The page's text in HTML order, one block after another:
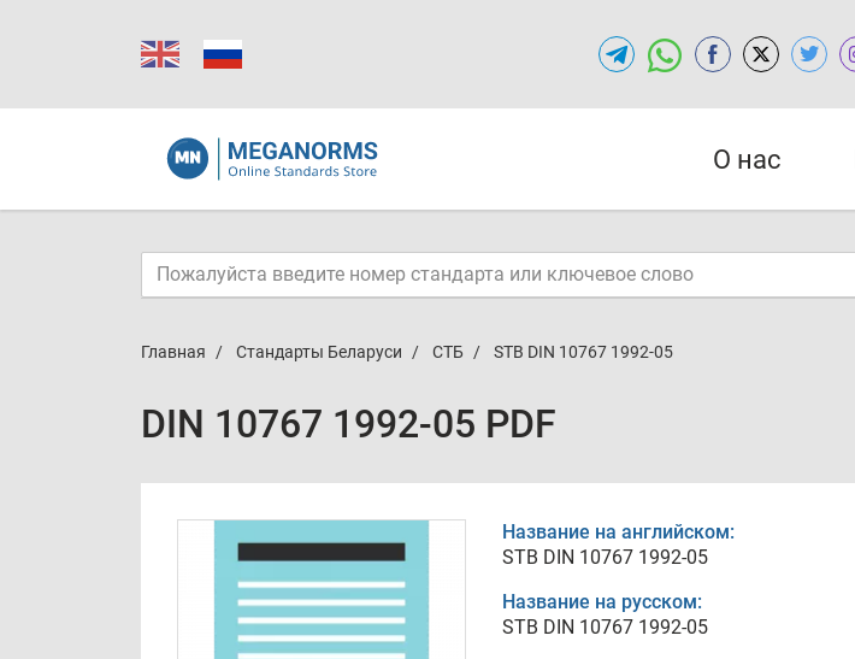
О нас
Главная Стандарты Беларуси СТБ STB DIN 10767 1992-05
DIN 10767 1992-05 PDF
Название на английском:
STB DIN 10767 1992-05
Название на русском:
STB DIN 10767 1992-05